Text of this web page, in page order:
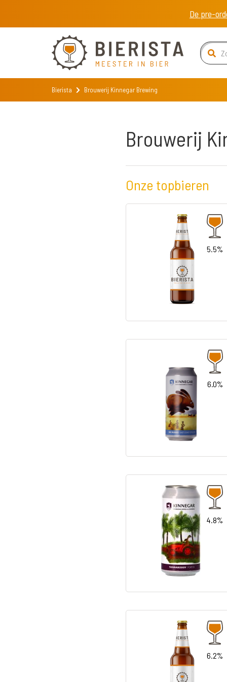
De pre-
Bierista Brouwerij Kinnegar Brewing
Brouwerij
Onze topbieren
5.5%
6.0%
4.8%
6.2%